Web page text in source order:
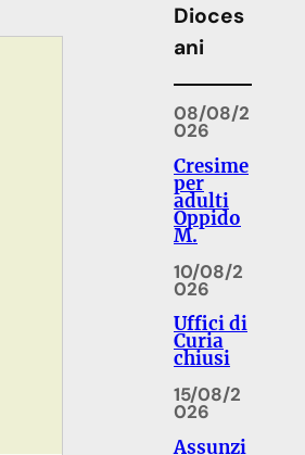
Dioces
ani
08/08/2
026
Cresime
per
adulti
Oppido
M.
10/08/2
026
Uffici di
Curia
chiusi
15/08/2
026
Assunzi